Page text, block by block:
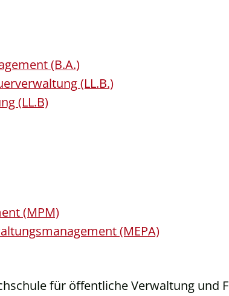
(B.A.)
(LL.B.)
(LL.B)
(MPM)
(MEPA)
für öffentliche Verwaltung und